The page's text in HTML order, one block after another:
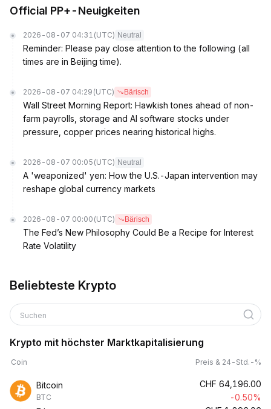
Official PP+-Neuigkeiten
2026-08-07 04:31 (UTC) Neutral
Reminder: Please pay close attention to the following (all
times are in Beijing time).
2026-08-07 04:29 (UTC) Bärisch
Wall Street Morning Report: Hawkish tones ahead of non-
farm payrolls, storage and AI software stocks under
pressure, copper prices nearing historical highs.
2026-08-07 00:05 (UTC) Neutral
A 'weaponized' yen: How the U.S.-Japan intervention may
reshape global currency markets
2026-08-07 00:00 (UTC) Bärisch
The Fed’s New Philosophy Could Be a Recipe for Interest
Rate Volatility
Beliebteste Krypto
Suchen
Krypto mit höchster Marktkapitalisierung
Coin Preis & 24-Std.-%
Bitcoin
BTC
CHF 64,196.00
-0.50%